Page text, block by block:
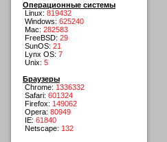
Операционные системы
Linux: 819432
Windows: 625240
Mac: 282583
FreeBSD: 29
SunOS: 21
Lynx OS: 7
Unix: 5
Браузеры
Chrome: 1336332
Safari: 601324
Firefox: 149062
Opera: 80949
IE: 61840
Netscape: 132